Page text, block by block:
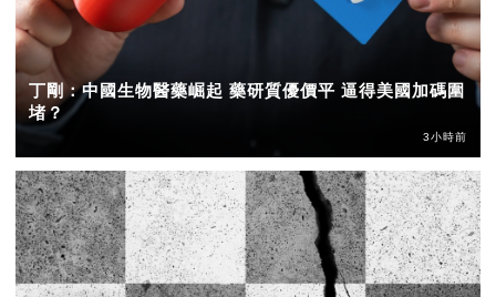
丁剛：中國生物醫藥崛起 藥研質優價平 逼得美國加碼圍
堵？
3小時前